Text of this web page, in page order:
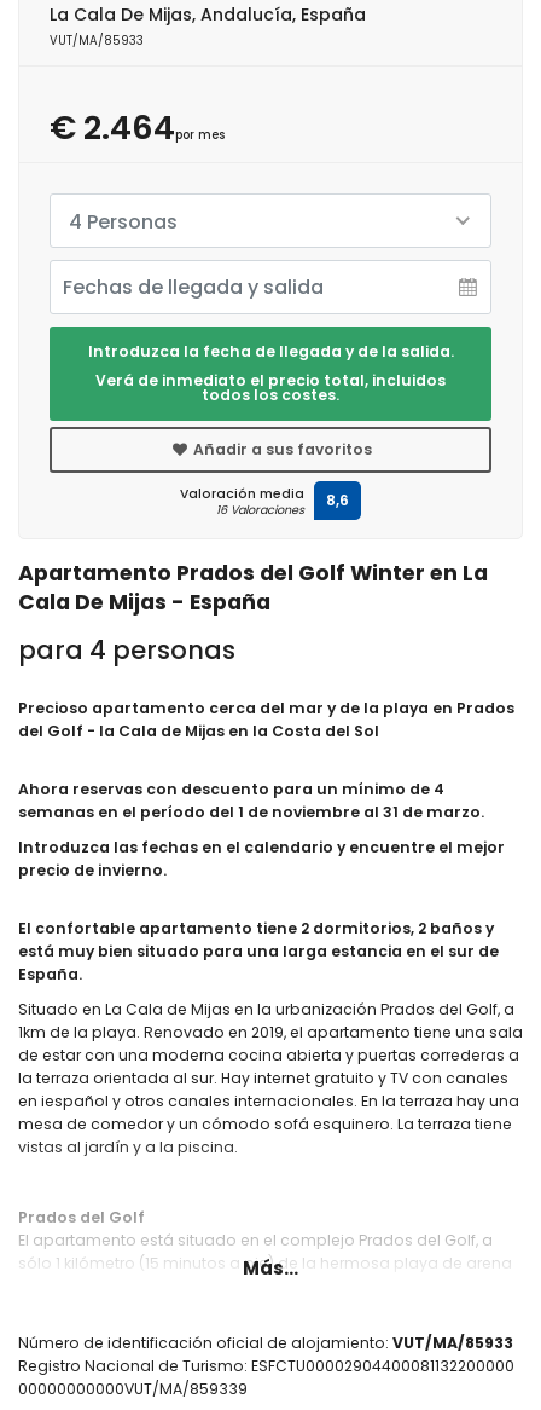
Apartamento Prados del Golf Winter en La
Cala De Mijas - España
para 4 personas
Precioso apartamento cerca del mar y de la playa en Prados
del Golf - la Cala de Mijas en la Costa del Sol
Ahora reservas con descuento para un mínimo de 4
semanas en el período del 1 de noviembre al 31 de marzo.
Introduzca las fechas en el calendario y encuentre el mejor
precio de invierno.
El confortable apartamento tiene 2 dormitorios, 2 baños y
está muy bien situado para una larga estancia en el sur de
España.
Situado en La Cala de Mijas en la urbanización Prados del Golf, a
1km de la playa. Renovado en 2019, el apartamento tiene una sala
de estar con una moderna cocina abierta y puertas correderas a
la terraza orientada al sur. Hay internet gratuito y TV con canales
en iespañol y otros canales internacionales. En la terraza hay una
mesa de comedor y un cómodo sofá esquinero. La terraza tiene
vistas al jardín y a la piscina.
Prados del Golf
El apartamento está situado en el complejo Prados del Golf, a
sólo 1 kilómetro (15 minutos a pie) de la hermosa playa de arena
supermercados y un mercado semanal. El campo de golf La
Noria está a 450 metros del apartamento. Prados del Golf tiene
un hermoso jardín comunitario con césped y árboles y una
piscina comunitaria. La tranquilidad y el confort y la proximidad a
Más...
Número de identificación oficial de alojamiento: VUT/MA/85933
Registro Nacional de Turismo: ESFCTU00002904400081132200000
00000000000VUT/MA/859339
La Cala De Mijas, Andalucía, España
VUT/MA/85933
€ 2.464por mes
4 Personas
Introduzca la fecha de llegada y de la salida.
Verá de inmediato el precio total, incluidos
todos los costes.
Añadir a sus favoritos
Valoración media
16 Valoraciones 8,6